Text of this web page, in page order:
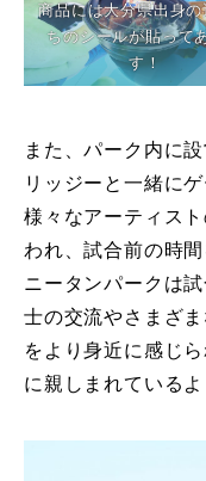
商品には大分県出身
ちのシールが貼って
す！
また、パーク内に
リッジーと一緒に
様々なアーティス
われ、試合前の時
ニータンパークは
士の交流やさまざ
をより身近に感じ
に親しまれているよ